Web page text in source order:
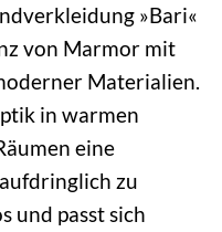
»Bari«
von Marmor mit
Materialien.
in warmen
eine
zu
und passt sich